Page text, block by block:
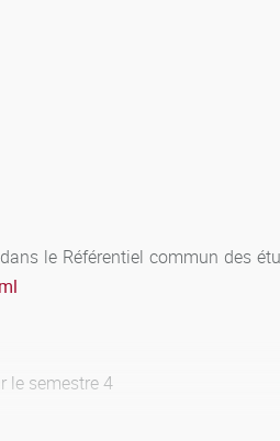
le Référentiel commun des
le semestre 4